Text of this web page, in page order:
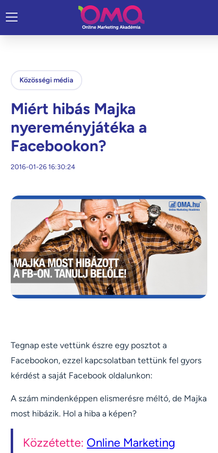
Közösségi média
Miért hibás Majka
nyereményjátéka a
Facebookon?
2016-01-26 16:30:24
Tegnap este vettünk észre egy posztot a
Facebookon, ezzel kapcsolatban tettünk fel gyors
kérdést a saját Facebook oldalunkon:
A szám mindenképpen elismerésre méltó, de Majka
most hibázik. Hol a hiba a képen?
Közzétette: Online Marketing